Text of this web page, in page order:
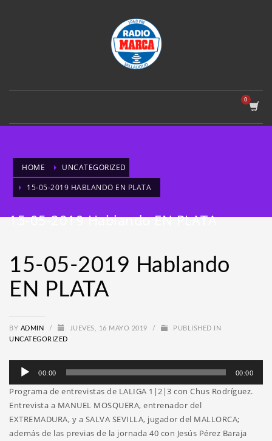
HOME
UNCATEGORIZED
15-05-2019 HABLANDO EN PLATA
15-05-2019 Hablando EN PLATA
15-05-2019 Hablando
EN PLATA
BY ADMIN / JUEVES, 16 MAYO 2019 /
PUBLISHED IN
UNCATEGORIZED
Reproductor
audio
00:00 00:00
Programa de entrevistas de LALIGA 1|2|3 con Chus Rodríguez.
Entrevista a MANUEL MOSQUERA, entrenador del
EXTREMADURA, y a SALVA SEVILLA, jugador del MALLORCA;
además de las previas de la jornada 40 con Jesús Pérez Baraja